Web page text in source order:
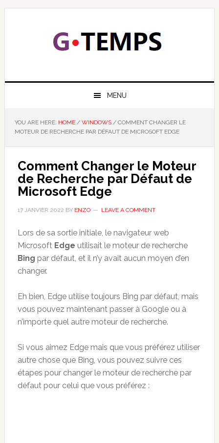
Skip
Skip
Skip
Skip
GTEMPS
MENU
YOU ARE HERE: HOME / WINDOWS /COMMENT CHANGER LE
MOTEUR DE RECHERCHE PAR DÉFAUT DE MICROSOFT EDGE
Comment Changer le Moteur
de Recherche par Défaut de
Microsoft Edge
17 JANVIER 2022 BY ENZO LEAVE A COMMENT
Lors de sa sortie initiale, le navigateur web
Microsoft Edge utilisait le moteur de recherche
Bing par défaut, et il n’y avait aucun moyen d’en
changer.
Eh bien, Edge utilise toujours Bing par défaut, mais
vous pouvez maintenant passer à Google ou à
n’importe quel autre moteur de recherche.
Si vous aimez Edge mais que vous préférez utiliser
autre chose que Bing, vous pouvez suivre ces
étapes pour changer le moteur de recherche par
défaut pour celui que vous préférez :